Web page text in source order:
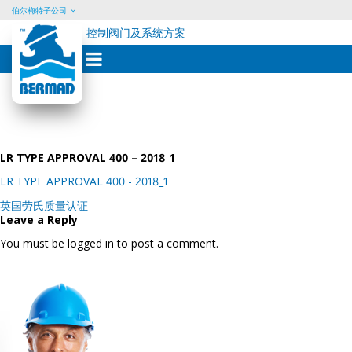
Skip
content
伯尔梅特子公司
控制阀门及系统方案
LR TYPE APPROVAL 400 – 2018_1
LR TYPE APPROVAL 400 - 2018_1
Post
navigation
英国劳氏质量认证
Leave a Reply
You must be logged in to post a comment.